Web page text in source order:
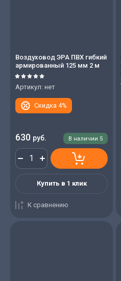
Воздуховод ЭРА ПВХ гибкий
армированный 125 мм 2 м
Артикул: нет
Скидка 4%
В наличии 5
630 руб.
Купить в 1 клик
К сравнению